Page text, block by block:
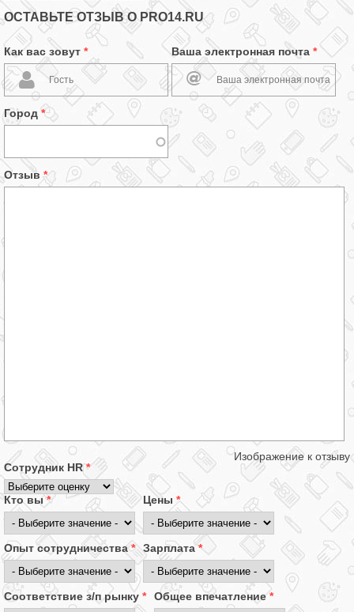
ОСТАВЬТЕ ОТЗЫВ О PRO14.RU
Как вас зовут * Ваша электронная почта *
Город *
Отзыв *
Изображение к отзыву
Сотрудник HR*
Кто вы* Цены *
Опыт сотрудничества* Зарплата*
Соответствие з/п рынку * Общее впечатление*